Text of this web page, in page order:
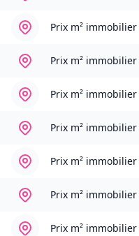
Prix m² immobilier
Prix m² immobilier
Prix m² immobilier
Prix m² immobilier
Prix m² immobilier
Prix m² immobilier
Prix m² immobilier